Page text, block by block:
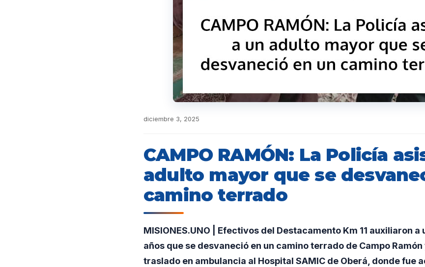
diciembre 3, 2025
CAMPO RAMÓN: La Policía
adulto mayor que se
camino terrado
MISIONES.UNO | Efectivos del Destacamento Km 11 auxiliaron a
años que se desvaneció en un camino terrado de Campo
traslado en ambulancia al Hospital SAMIC de Oberá, donde fue